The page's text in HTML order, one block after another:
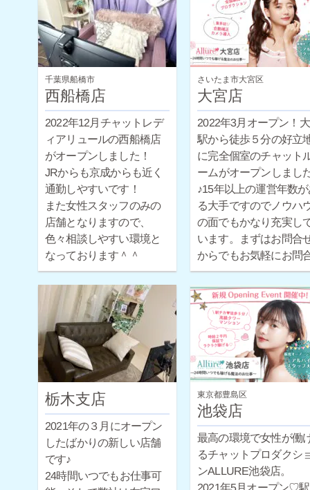
千葉県船橋市
西船橋店
2022年12月チャットレデ
ィアリュールの西船橋店
がオープンしました！
JRからも京成からも近く
通勤しやすいです！
また女性スタッフのみの
店舗となりますので、
色々相談しやすい環境と
なっております＾＾
さいたま市大宮区
大宮店
2022年3月オープン！
駅から徒歩５分の好立
に完全個室のチャット
ームがオープンしまし
♪15年以上の運営年数
る大手ですのでノウハ
の面でもかなり充実し
います。まずはお問合
からでもお気軽にお問
せください。
ほとんどの女性が未経
からのスタートですが
給保証制度も完備して
すので未経験の方でも
心ですよ♪経験豊富なス
ッフによるサポートや
性スタッフによる面談
可能です！
栃木支店
2021年の３月にオープン
したばかりの新しい店舗
です♪
24時間いつでもお仕事可
東京都豊島区
池袋店
最高の環境で女性が働
るチャットプロダクシ
ンALLURE池袋店。
2021年5月オープン♡